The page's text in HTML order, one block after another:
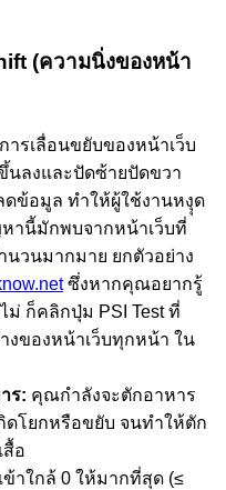
(ความนิ่งของหน้า
ารเลื่อนขยับของหน้าเว็บ
นลงและปัดซ้ายปัดขวา
ดข้อมูล ทำให้ผู้ใช้งานหงุุด
านี้มักพบจากหน้าเว็บที่
นวนมากมาย ยกตัวอย่าง
ซึ่งหากคุณอยากรู้
ม่ ก็คลิกปุ่ม PSI Test ที่
งของหน้าเว็บทุกหน้า ใน
ร: คุณกำลังจะตักอาหาร
ดโยกหรือขยับ จนทำให้ตัก
อ
ข้าใกล้ 0 ให้มากที่สุด (≤